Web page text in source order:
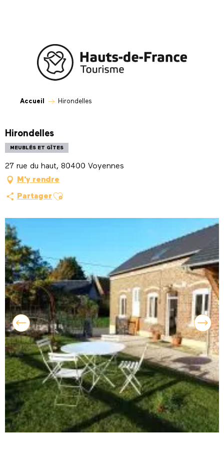
Accueil Hirondelles
Hirondelles
MEUBLÉS ET GÎTES
27 rue du haut, 80400 Voyennes
M'y rendre
Partager Ajouter aux favoris